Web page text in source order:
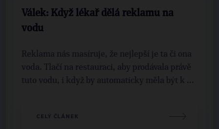
Válek: Když lékař dělá reklamu na
vodu
Reklama nás masíruje, že nejlepší je ta či ona
voda. Tlačí na restauraci, aby prodávala právě
tuto vodu, i když by automaticky měla být k ...
CELÝ ČLÁNEK